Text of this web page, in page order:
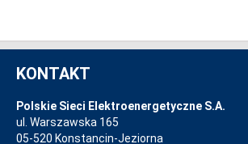
KONTAKT
Polskie Sieci Elektroenergetyczne S.A.
ul. Warszawska 165
05-520 Konstancin-Jeziorna